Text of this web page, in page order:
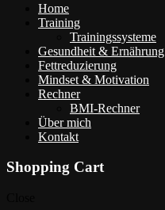
Home
Training
Trainingssysteme
Gesundheit & Ernährung
Fettreduzierung
Mindset & Motivation
Rechner
BMI-Rechner
Über mich
Kontakt
Shopping Cart